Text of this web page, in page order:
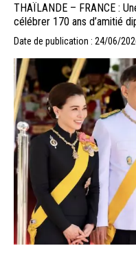
THAÏLANDE – FRANCE :
célébrer 170 ans d’amitié
Date de publication : 24/06/